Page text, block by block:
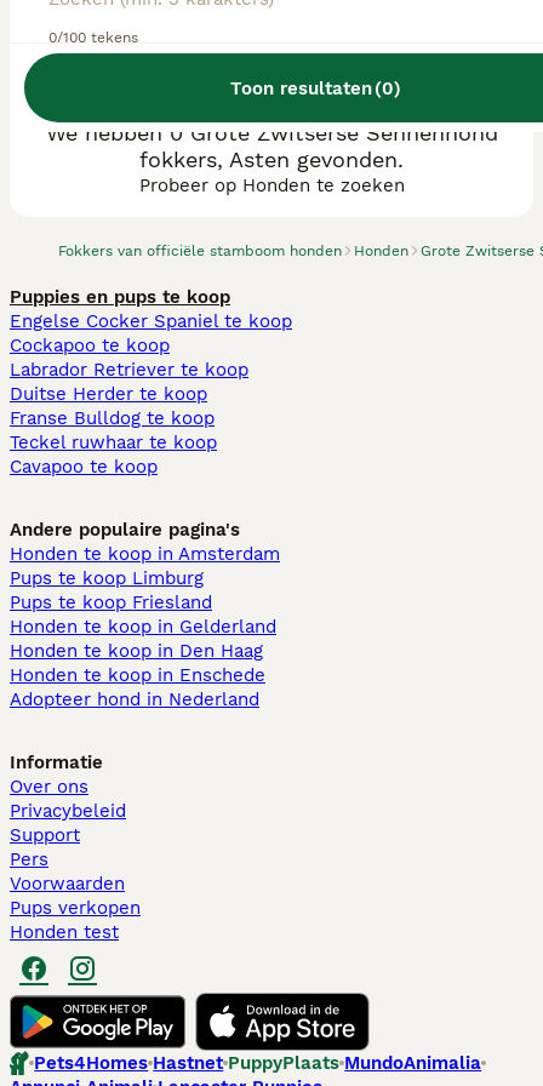
0/100 tekens
Toon resultaten(0)
Fokkers van officiële stamboom honden Honden Grote Zwitserse
We hebben 0 Grote Zwitserse Sennenhond
fokkers, Asten gevonden.
Probeer op Honden te zoeken
Puppies en pups te koop
Engelse Cocker Spaniel te koop
Cockapoo te koop
Labrador Retriever te koop
Duitse Herder te koop
Franse Bulldog te koop
Teckel ruwhaar te koop
Cavapoo te koop
Andere populaire pagina's
Honden te koop in Amsterdam
Pups te koop Limburg​
Pups te koop Friesland​
Honden te koop in Gelderland
Honden te koop in Den Haag
Honden te koop in Enschede
Adopteer hond in Nederland
Informatie
Over ons
Privacybeleid
Support
Pers
Voorwaarden
Pups verkopen
Honden test
Pets4Homes Hastnet PuppyPlaats MundoAnimalia